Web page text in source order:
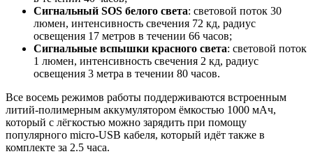
Сигнальный SOS белого света: световой поток 30
люмен, интенсивность свечения 72 кд, радиус
освещения 17 метров в течении 66 часов;
Сигнальные вспышки красного света: световой поток
1 люмен, интенсивность свечения 2 кд, радиус
освещения 3 метра в течении 80 часов.
Все восемь режимов работы поддерживаются встроенным
литий-полимерным аккумулятором ёмкостью 1000 мАч,
который с лёгкостью можно зарядить при помощу
популярного micro-USB кабеля, который идёт также в
комплекте за 2.5 часа.